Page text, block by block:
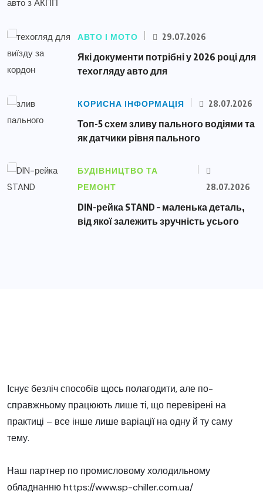
АВТО І МОТО 29.07.2026
Які документи потрібні у 2026 році для
техогляду авто для
КОРИСНА ІНФОРМАЦІЯ 28.07.2026
Топ-5 схем зливу пального водіями та
як датчики рівня пального
БУДІВНИЦТВО ТА
РЕМОНТ
28.07.2026
DIN-рейка STAND – маленька деталь,
від якої залежить зручність усього
Існує безліч способів щось полагодити, але по-
справжньому працюють лише ті, що перевірені на
практиці – все інше лише варіації на одну й ту саму
тему.
Наш партнер по промисловому холодильному
обладнаннюhttps://www.sp-chiller.com.ua/